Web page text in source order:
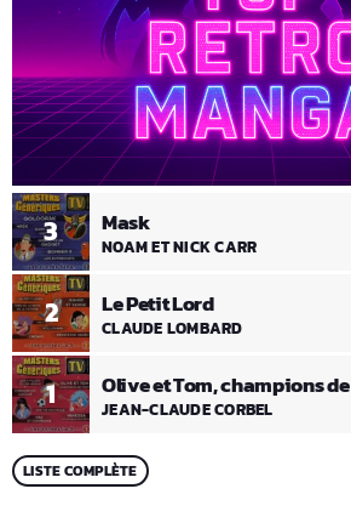
1 Olive et Tom, champions
JEAN-CLAUDE CORBEL
2 Le Petit Lord
CLAUDE LOMBARD
3 Mask
NOAM ET NICK CARR
LISTE COMPLÈTE